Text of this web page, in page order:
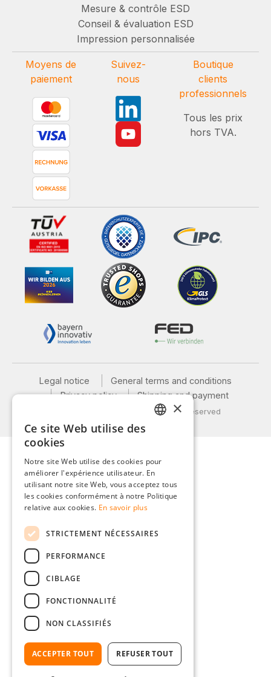
Mesure & contrôle ESD
Conseil & évaluation ESD
Impression personnalisée
Moyens de
paiement
Suivez-
nous
Boutique
clients
professionnels
Tous les prix
hors TVA.
Legal notice
General terms and conditions
Privacy policy
Shipping and payment
© 2026 Weidinger GmbH, All Rights Reserved
ITALIAN
POLISH
×
Ce site Web utilise des
cookies
Notre site Web utilise des cookies pour
améliorer l'expérience utilisateur. En
utilisant notre site Web, vous acceptez tous
les cookies conformément à notre Politique
relative aux cookies. En savoir plus
STRICTEMENT NÉCESSAIRES
PERFORMANCE
CIBLAGE
FONCTIONNALITÉ
NON CLASSIFIÉS
ACCEPTER TOUT REFUSER TOUT